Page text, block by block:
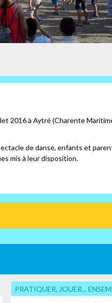
2016 à Aytré (Charente
de danse, enfants et
mis à leur disposition.
PRATIQUER, JOUER...